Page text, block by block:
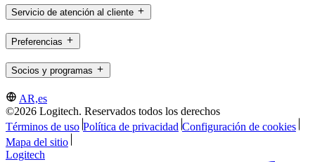
Servicio de atención al cliente
Preferencias
Socios y programas
AR,es
©2026 Logitech. Reservados todos los derechos
Términos de uso Política de privacidad Configuración de cookies
Mapa del sitio
Logitech